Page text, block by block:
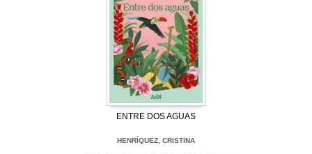
ENTRE DOS AGUAS
HENRÍQUEZ, CRISTINA